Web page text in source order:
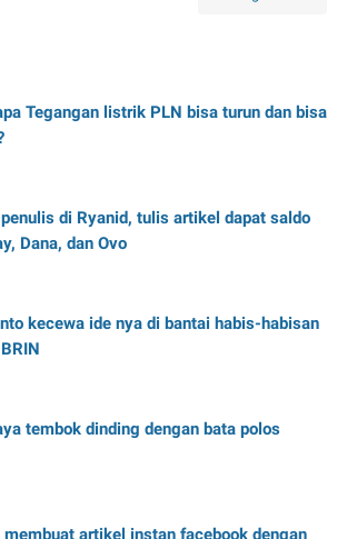
Tegangan listrik PLN bisa turun dan bisa
di Ryanid, tulis artikel dapat saldo
Dana, dan Ovo
kecewa ide nya di bantai habis-habisan
tembok dinding dengan bata polos
membuat artikel instan facebook dengan